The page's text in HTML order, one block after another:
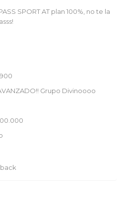
SPORT AT plan 100%, no te la
Grupo Divinoooo